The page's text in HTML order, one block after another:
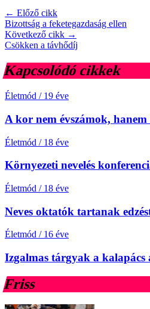
← Előző cikk
Bizottság a feketegazdaság ellen
Következő cikk →
Csökken a távhődíj
Kapcsolódó cikkek
Életmód / 19 éve
A kor nem évszámok, hanem
Életmód / 18 éve
Környezeti nevelés
Életmód / 18 éve
Neves oktatók tartanak
Életmód / 16 éve
Izgalmas tárgyak a kalapács
Friss